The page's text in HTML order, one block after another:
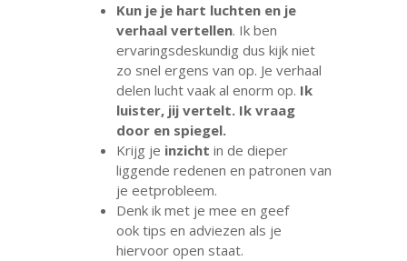
Kun je je hart luchten en je
verhaal vertellen. Ik ben
ervaringsdeskundig dus kijk niet
zo snel ergens van op. Je verhaal
delen lucht vaak al enorm op. Ik
luister, jij vertelt. Ik vraag
door en spiegel.
Krijg je inzicht in de dieper
liggende redenen en patronen van
je eetprobleem.
Denk ik met je mee en geef
ook tips en adviezen als je
hiervoor open staat.